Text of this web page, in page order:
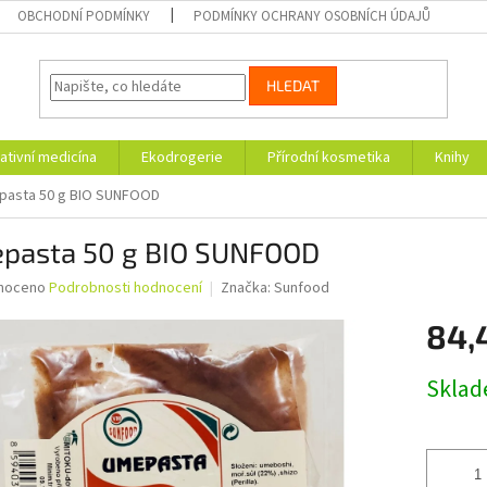
OBCHODNÍ PODMÍNKY PODMÍNKY OCHRANY OSOBNÍCH ÚDAJŮ
HLEDAT
medicína Ekodrogerie Přírodní kosmetika Knihy
50 g BIO SUNFOOD
50 g BIO SUNFOOD
Podrobnosti hodnocení Značka: Sunfood
cena: